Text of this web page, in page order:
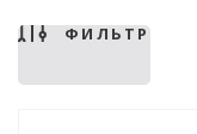
ФИЛЬТР